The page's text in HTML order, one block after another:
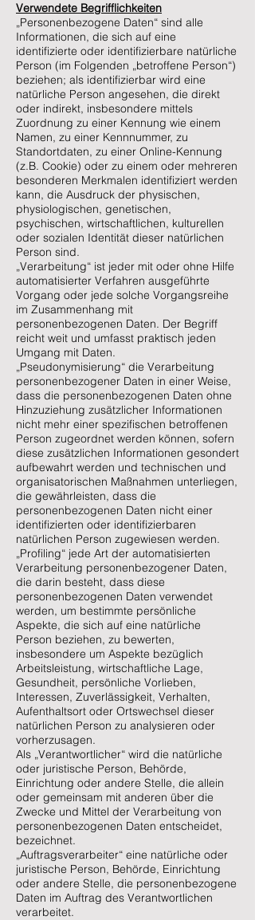
Verwendete Begrifflichkeiten
„Personenbezogene Daten“ sind alle
Informationen, die sich auf eine
identifizierte oder identifizierbare natürliche
Person (im Folgenden „betroffene Person“)
beziehen; als identifizierbar wird eine
natürliche Person angesehen, die direkt
oder indirekt, insbesondere mittels
Zuordnung zu einer Kennung wie einem
Namen, zu einer Kennnummer, zu
Standortdaten, zu einer Online-Kennung
(z.B. Cookie) oder zu einem oder mehreren
besonderen Merkmalen identifiziert werden
kann, die Ausdruck der physischen,
physiologischen, genetischen,
psychischen, wirtschaftlichen, kulturellen
oder sozialen Identität dieser natürlichen
Person sind.
„Verarbeitung“ ist jeder mit oder ohne Hilfe
automatisierter Verfahren ausgeführte
Vorgang oder jede solche Vorgangsreihe
im Zusammenhang mit
personenbezogenen Daten. Der Begriff
reicht weit und umfasst praktisch jeden
Umgang mit Daten.
„Pseudonymisierung“ die Verarbeitung
personenbezogener Daten in einer Weise,
dass die personenbezogenen Daten ohne
Hinzuziehung zusätzlicher Informationen
nicht mehr einer spezifischen betroffenen
Person zugeordnet werden können, sofern
diese zusätzlichen Informationen gesondert
aufbewahrt werden und technischen und
organisatorischen Maßnahmen unterliegen,
die gewährleisten, dass die
personenbezogenen Daten nicht einer
identifizierten oder identifizierbaren
natürlichen Person zugewiesen werden.
„Profiling“ jede Art der automatisierten
Verarbeitung personenbezogener Daten,
die darin besteht, dass diese
personenbezogenen Daten verwendet
werden, um bestimmte persönliche
Aspekte, die sich auf eine natürliche
Person beziehen, zu bewerten,
insbesondere um Aspekte bezüglich
Arbeitsleistung, wirtschaftliche Lage,
Gesundheit, persönliche Vorlieben,
Interessen, Zuverlässigkeit, Verhalten,
Aufenthaltsort oder Ortswechsel dieser
natürlichen Person zu analysieren oder
vorherzusagen.
Als „Verantwortlicher“ wird die natürliche
oder juristische Person, Behörde,
Einrichtung oder andere Stelle, die allein
oder gemeinsam mit anderen über die
Zwecke und Mittel der Verarbeitung von
personenbezogenen Daten entscheidet,
bezeichnet.
„Auftragsverarbeiter“ eine natürliche oder
juristische Person, Behörde, Einrichtung
oder andere Stelle, die personenbezogene
Daten im Auftrag des Verantwortlichen
verarbeitet.